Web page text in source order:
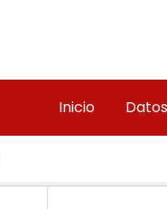
Inicio Datos